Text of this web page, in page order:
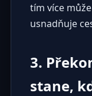
tím více
usnadňuje
3.
stane,